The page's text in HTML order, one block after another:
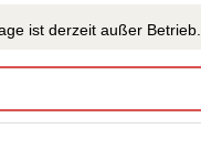
ist derzeit außer Betrieb.